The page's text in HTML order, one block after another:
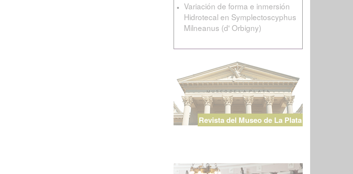
Variación de forma e inmersión
Hidrotecal en Symplectoscyphus
Milneanus (d' Orbigny)
Revista del Museo de La Plata